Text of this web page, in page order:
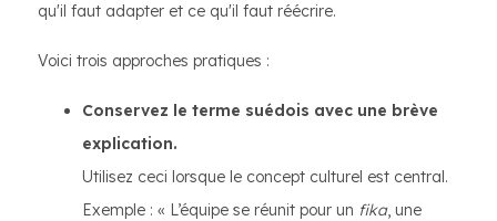
qu'il faut adapter et ce qu'il faut réécrire.
Voici trois approches pratiques :
Conservez le terme suédois avec une brève
explication.
Utilisez ceci lorsque le concept culturel est central.
Exemple : « L’équipe se réunit pour un fika, une